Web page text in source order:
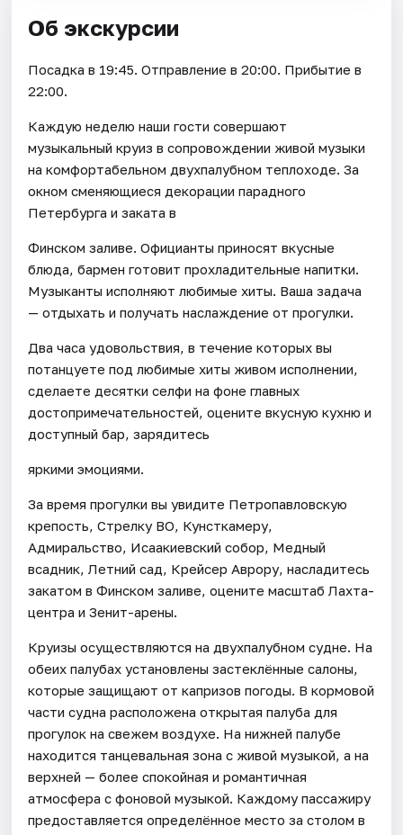
Об экскурсии
Посадка в 19:45. Отправление в 20:00. Прибытие в
22:00.
Каждую неделю наши гости совершают
музыкальный круиз в сопровождении живой музыки
на комфортабельном двухпалубном теплоходе. За
окном сменяющиеся декорации парадного
Петербурга и заката в
Финском заливе. Официанты приносят вкусные
блюда, бармен готовит прохладительные напитки.
Музыканты исполняют любимые хиты. Ваша задача
— отдыхать и получать наслаждение от прогулки.
Два часа удовольствия, в течение которых вы
потанцуете под любимые хиты живом исполнении,
сделаете десятки селфи на фоне главных
достопримечательностей, оцените вкусную кухню и
доступный бар, зарядитесь
яркими эмоциями.
За время прогулки вы увидите Петропавловскую
крепость, Стрелку ВО, Кунсткамеру,
Адмиральство, Исаакиевский собор, Медный
всадник, Летний сад, Крейсер Аврору, насладитесь
закатом в Финском заливе, оцените масштаб Лахта-
центра и Зенит-арены.
Круизы осуществляются на двухпалубном судне. На
обеих палубах установлены застеклённые салоны,
которые защищают от капризов погоды. В кормовой
части судна расположена открытая палуба для
прогулок на свежем воздухе. На нижней палубе
находится танцевальная зона с живой музыкой, а на
верхней — более спокойная и романтичная
атмосфера с фоновой музыкой. Каждому пассажиру
предоставляется определённое место за столом в